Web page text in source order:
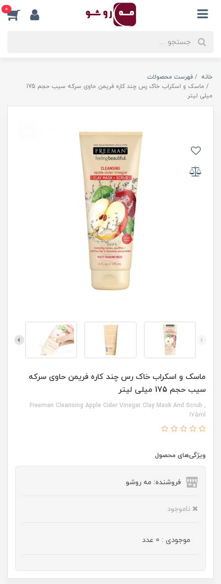
0
خانه
فهرست محصولات
ماسک و اسکراب خاک رس چند کاره فریمن حاوی سرکه سیب حجم 175
میلی لیتر
ماسک و اسکراب خاک رس چند کاره فریمن حاوی سرکه
سیب حجم 175 میلی لیتر
Freeman Cleansing Apple Cider Vinegar Clay Mask And Scrub ,
175ml
ویژگی‌های محصول
فروشنده: مه رو‌شو
ناموجود
موجودی : 0 عدد